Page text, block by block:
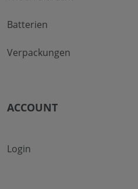
Batterien
Verpackungen
ACCOUNT
Login